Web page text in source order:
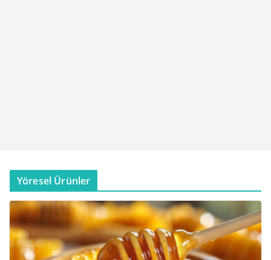
Yöresel Ürünler